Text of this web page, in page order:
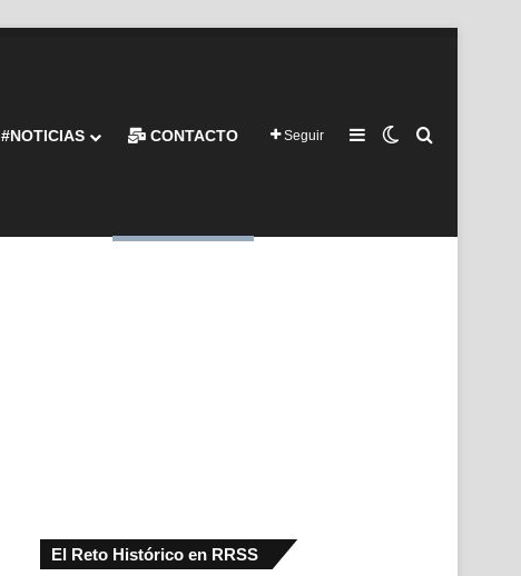
#NOTICIAS CONTACTO Seguir Barra lateral
Switch skin
El Reto Histórico en RRSS